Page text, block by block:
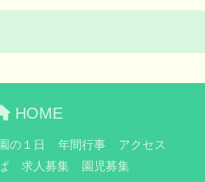
HOME
園の１日 年間行事
アクセス
求人募集 園児募集